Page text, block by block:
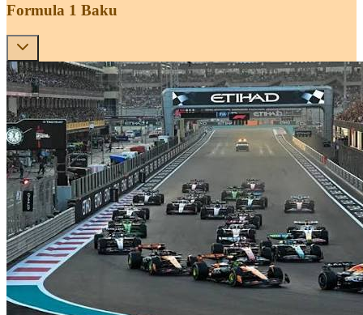
Formula 1 Baku